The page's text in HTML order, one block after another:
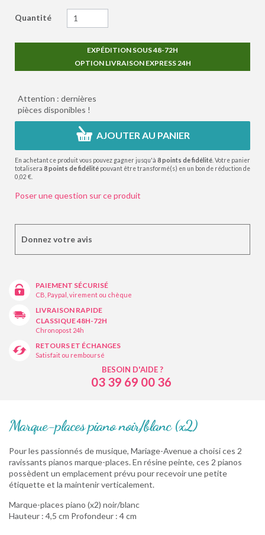
Quantité
EXPÉDITION SOUS 48-72H
OPTION LIVRAISON EXPRESS 24H
Attention : dernières
pièces disponibles !
AJOUTER AU PANIER
En achetant ce produit vous pouvez gagner jusqu'à 8points de fidélité . Votre panier
totalisera 8points de fidélité pouvant être transformé(s) en un bon de réduction de
0,02 €
Poser une question sur ce produit
Donnez votre avis
PAIEMENT SÉCURISÉ
CB, Paypal, virement ou chèque
LIVRAISON RAPIDE
CLASSIQUE 48H-72H
Chronopost 24h
RETOURS ET ÉCHANGES
Satisfait ou remboursé
BESOIN D'AIDE ?
03 39 69 00 36
Marque-places piano noir/blanc (x2)
Pour les passionnés de musique, Mariage-Avenue a choisi ces 2
ravissants pianos marque-places. En résine peinte, ces 2 pianos
possèdent un emplacement prévu pour recevoir une petite
étiquette et la maintenir verticalement.
Marque-places piano (x2) noir/blanc
Hauteur : 4,5 cm Profondeur : 4 cm